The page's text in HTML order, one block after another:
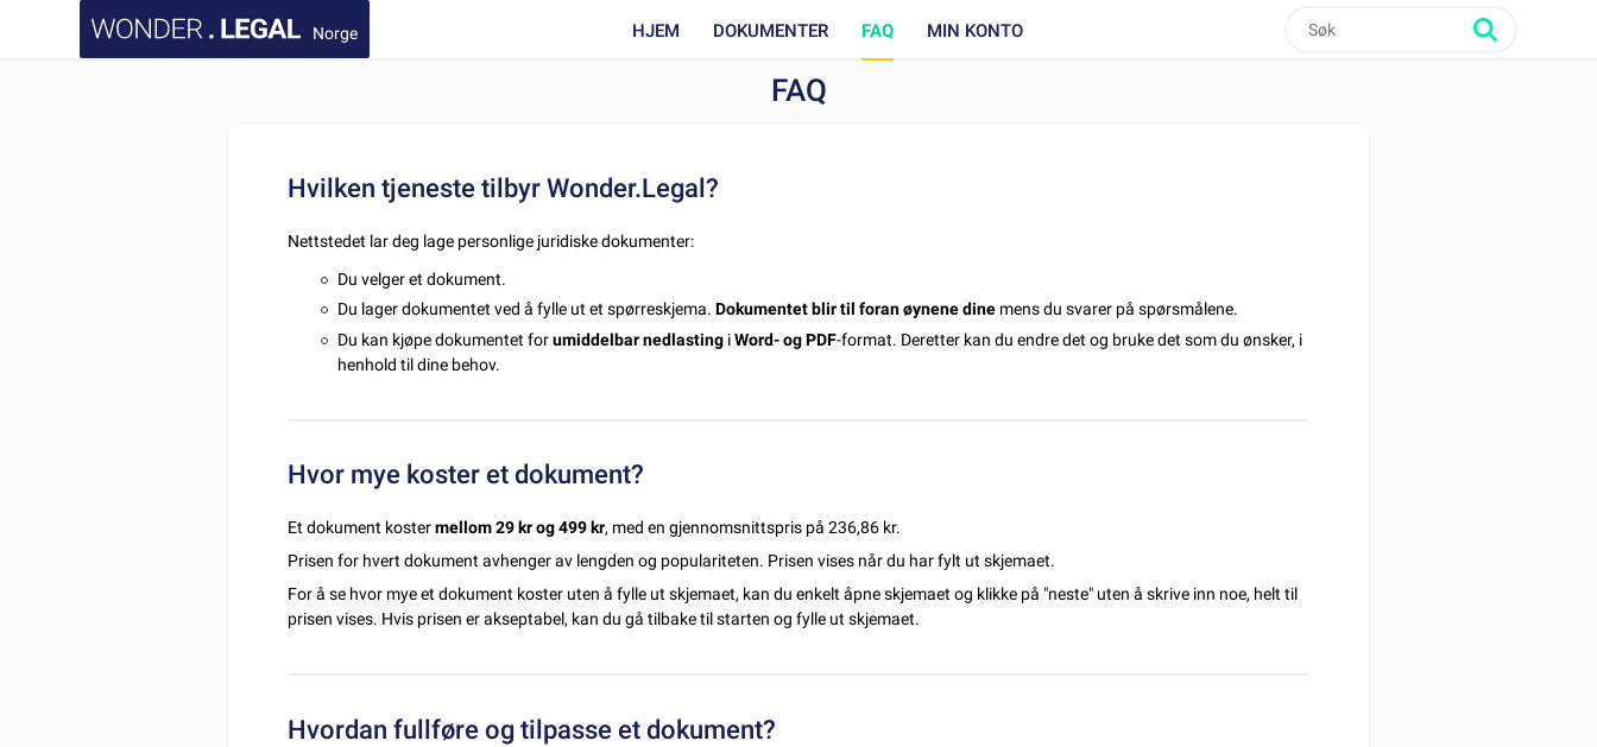
Norge HJEM DOKUMENTER FAQ MIN KONTO
FAQ
Hvilken tjeneste tilbyr Wonder.Legal?
Nettstedet lar deg lage personlige juridiske dokumenter:
Du velger et dokument.
Du lager dokumentet ved å fylle ut et spørreskjema. Dokumentet blir til foran øynene dine mens du svarer på spørsmålene.
Du kan kjøpe dokumentet forumiddelbar nedlasting iWord- og PDF-format. Deretter kan du endre det og bruke det som du ønsker, i
henhold til dine behov.
Hvor mye koster et dokument?
Et dokument kostermellom 29 kr og 499 kr, med en gjennomsnittspris på 236,86 kr.
Prisen for hvert dokument avhenger av lengden og populariteten. Prisen vises når du har fylt ut skjemaet.
For å se hvor mye et dokument koster uten å fylle ut skjemaet, kan du enkelt åpne skjemaet og klikke på "neste" uten å skrive inn noe, helt til
prisen vises. Hvis prisen er akseptabel, kan du gå tilbake til starten og fylle ut skjemaet.
Hvordan fullføre og tilpasse et dokument?